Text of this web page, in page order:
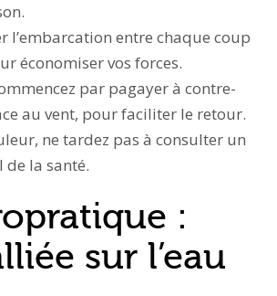
l’embarcation entre chaque coup
économiser vos forces.
par pagayer à contre-
au vent, pour faciliter le retour.
ne tardez pas à consulter un
de la santé.
:
sur l’eau